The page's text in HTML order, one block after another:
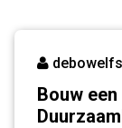
Bouw